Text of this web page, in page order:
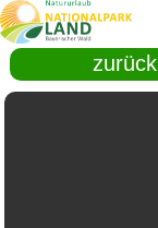
zurück